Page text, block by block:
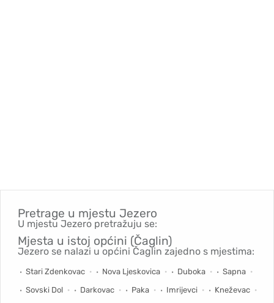
Pretrage u mjestu Jezero
U mjestu Jezero pretražuju se:
Mjesta u istoj općini (Čaglin)
Jezero se nalazi u općini Čaglin zajedno s mjestima:
Stari Zdenkovac Nova Ljeskovica Duboka
Sapna
Sovski Dol
Darkovac Paka Imrijevci
Kneževac